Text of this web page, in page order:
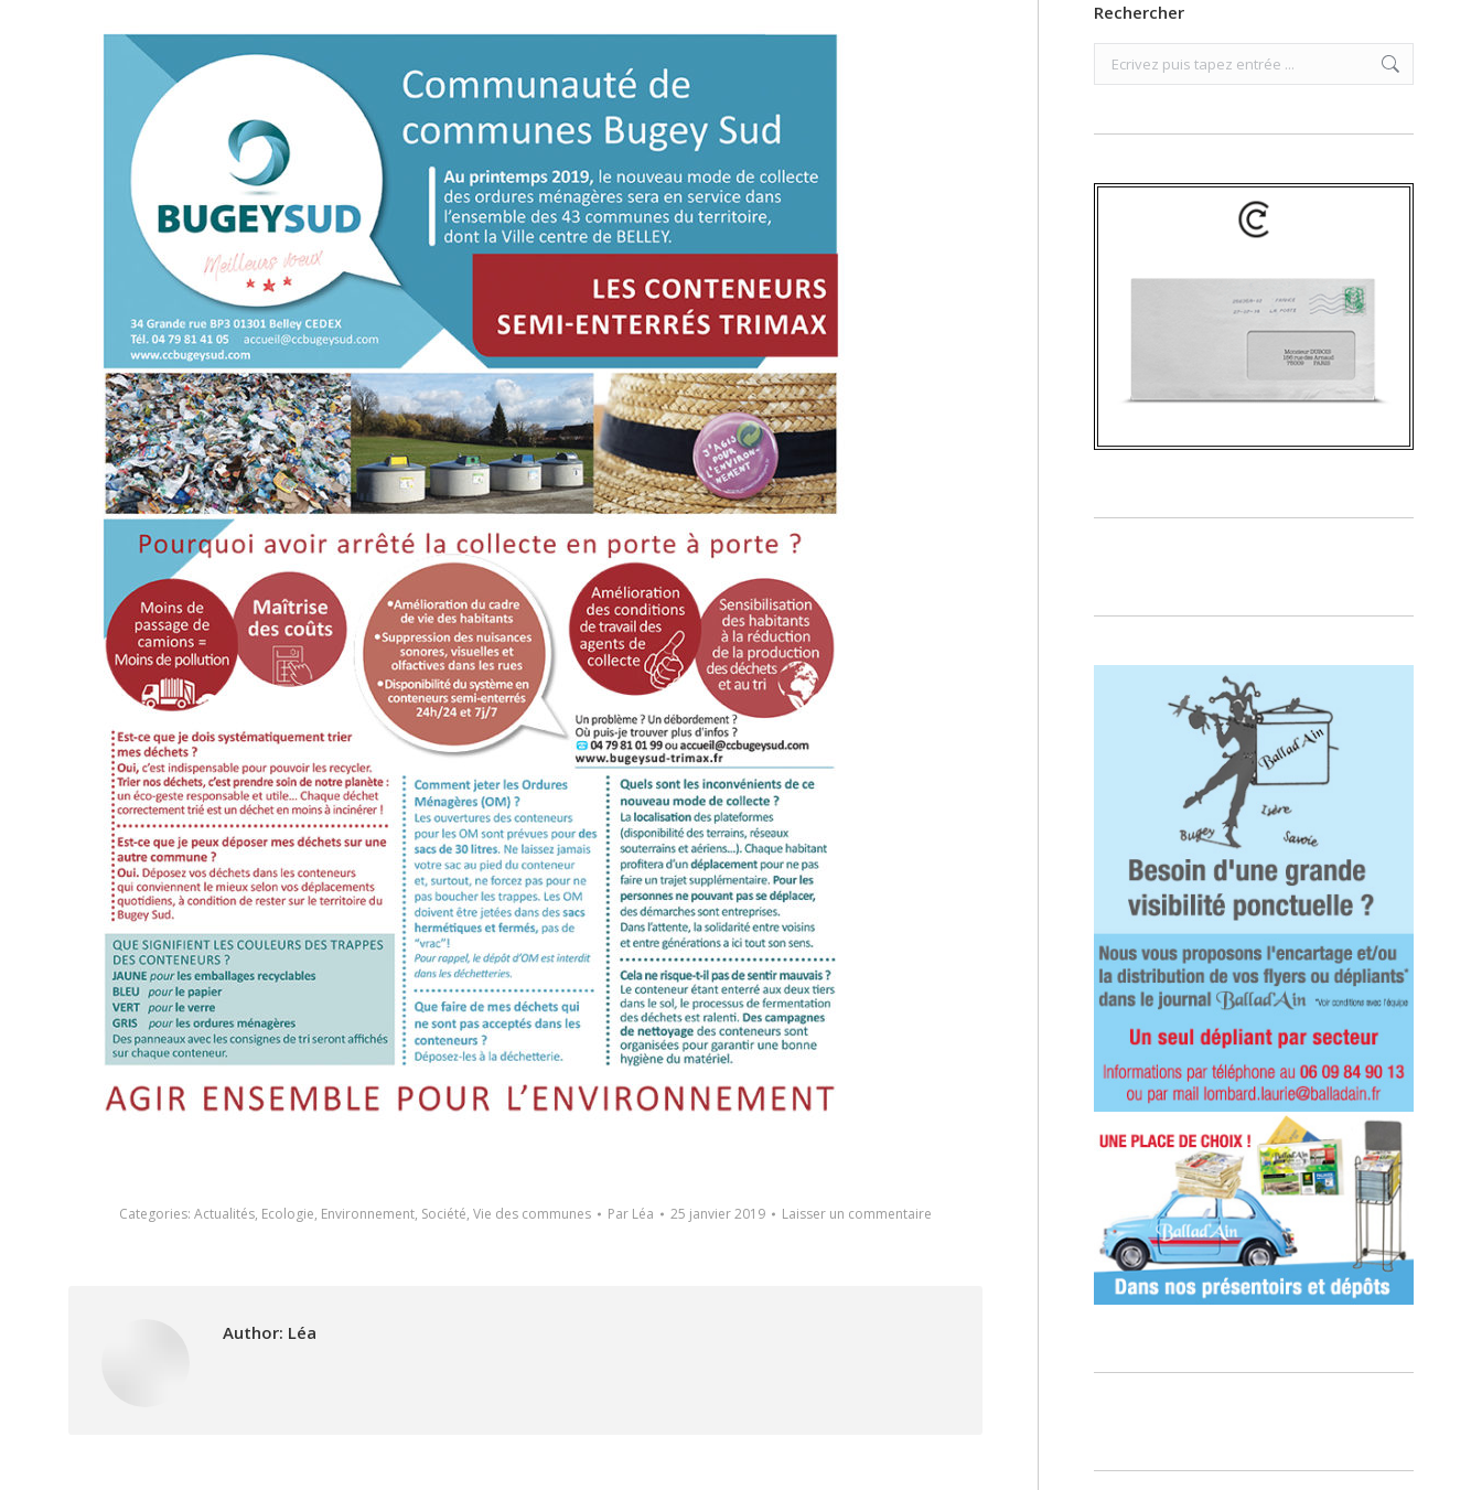
Categories: Actualités, Ecologie, Environnement, Société, Vie des communes Par Léa 25 janvier 2019 Laisser un commentaire
Author: Léa
Rechercher
Search: